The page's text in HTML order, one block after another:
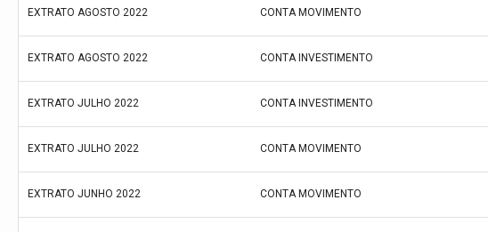
EXTRATO AGOSTO 2022 CONTA MOVIMENTO
EXTRATO AGOSTO 2022 CONTA INVESTIMENTO
EXTRATO JULHO 2022 CONTA INVESTIMENTO
EXTRATO JULHO 2022 CONTA MOVIMENTO
EXTRATO JUNHO 2022 CONTA MOVIMENTO